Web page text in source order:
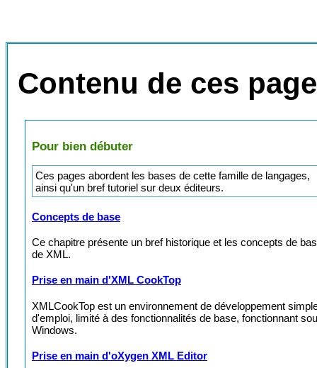
Contenu de ces
Pour bien débuter
Ces pages abordent les bases de cette famille de langages,
ainsi qu'un bref tutoriel sur deux éditeurs.
Concepts de base
Ce chapitre présente un bref historique et les concepts de
de XML.
Prise en main d'XML CookTop
XMLCookTop est un environnement de développement
d'emploi, limité à des fonctionnalités de base, fonctionnant
Windows.
Prise en main d'oXygen XML Editor